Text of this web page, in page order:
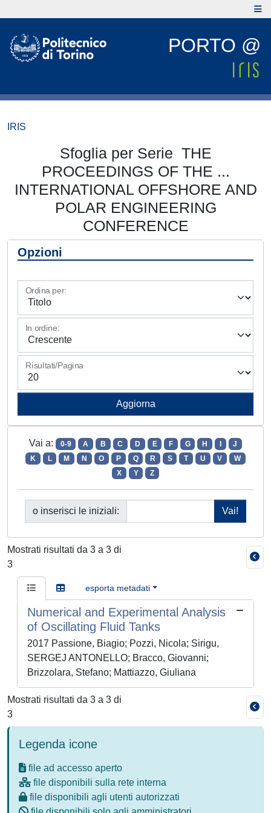
PORTO @
IRIS
Sfoglia per Serie THE
PROCEEDINGS OF THE ...
INTERNATIONAL OFFSHORE AND
POLAR ENGINEERING
CONFERENCE
Opzioni
Ordina per:
In ordine:
Risultati/Pagina
Vai a: 0-9 A B C D E F G H
J
K
L M N O P Q R S T U V
W
X
Y Z
o inserisci le iniziali:
Mostrati risultati da 3 a 3 di
3
esporta metadati
Numerical and Experimental Analysis
of Oscillating Fluid Tanks
2017 Passione, Biagio; Pozzi, Nicola; Sirigu,
SERGEJ ANTONELLO; Bracco, Giovanni;
Brizzolara, Stefano; Mattiazzo, Giuliana
Mostrati risultati da 3 a 3 di
3
Legenda icone
file ad accesso aperto
file disponibili sulla rete interna
file disponibili agli utenti autorizzati